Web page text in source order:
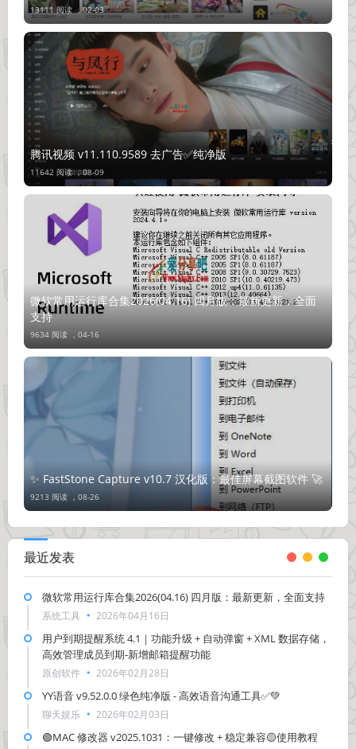
13111 阅读 ， 02-03
腾讯视频 v11.110.9589 去广告✅纯净版
11642 阅读 ，08-09
微软常用运行库合集2026(04.16) 四月版：最新更新，全面
支持
9634 阅读 ， 04-16
✨ FastStone Capture v10.7 汉化版：最佳屏幕截图软件 🚀
9213 阅读 ， 08-26
最近发表
微软常用运行库合集2026(04.16) 四月版：最新更新，全面支持
系统工具 2026年04月16日
用户到期提醒系统 4.1｜功能升级 + 自动弹窗 + XML 数据存储，
高效管理成员到期-新增邮箱提醒功能
原创软件 2026年02月28日
YY语音 v9.52.0.0 绿色纯净版 - 高效语音沟通工具✅💚
聊天娱乐 2026年02月03日
🟢MAC 修改器 v2025.1031：一键修改 + 稳定兼容🟡使用教程